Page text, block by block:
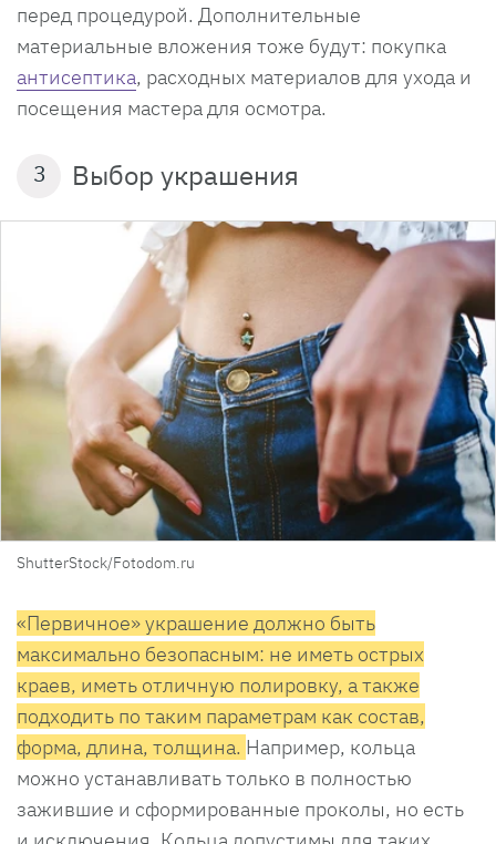
перед процедурой. Дополнительные
материальные вложения тоже будут: покупка
антисептика, расходных материалов для ухода и
посещения мастера для осмотра.
3 Выбор украшения
ShutterStock/Fotodom.ru
«Первичное» украшение должно быть
максимально безопасным: не иметь острых
краев, иметь отличную полировку, а также
подходить по таким параметрам как состав,
форма, длина, толщина. Например, кольца
можно устанавливать только в полностью
зажившие и сформированные проколы, но есть